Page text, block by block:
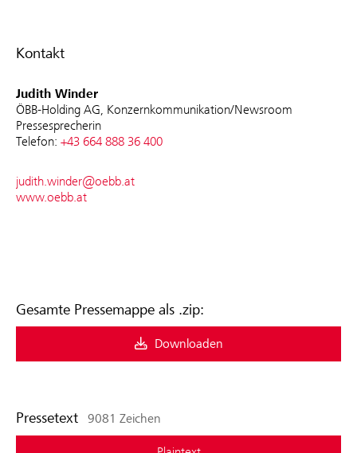
Kontakt
Judith Winder
ÖBB-Holding AG, Konzernkommunikation/Newsroom
Pressesprecherin
Telefon: +43 664 888 36 400
judith.winder@oebb.at
www.oebb.at
Gesamte Pressemappe als .zip:
Downloaden
Pressetext 9081 Zeichen